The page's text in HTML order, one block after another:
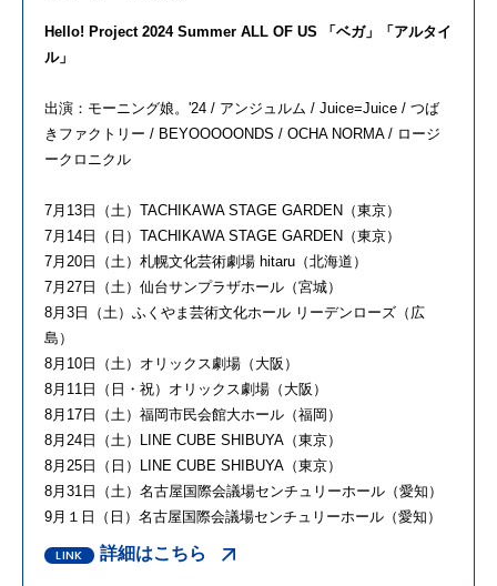
Hello! Project 2024 Summer ALL OF US 「ベガ」「アルタイ
ル」
出演：モーニング娘。'24 / アンジュルム / Juice=Juice / つば
きファクトリー / BEYOOOOONDS / OCHA NORMA / ロージ
ークロニクル
7月13日（土）TACHIKAWA STAGE GARDEN（東京）
7月14日（日）TACHIKAWA STAGE GARDEN（東京）
7月20日（土）札幌文化芸術劇場 hitaru（北海道）
7月27日（土）仙台サンプラザホール（宮城）
8月3日（土）ふくやま芸術文化ホール リーデンローズ（広
島）
8月10日（土）オリックス劇場（大阪）
8月11日（日・祝）オリックス劇場（大阪）
8月17日（土）福岡市民会館大ホール（福岡）
8月24日（土）LINE CUBE SHIBUYA（東京）
8月25日（日）LINE CUBE SHIBUYA（東京）
8月31日（土）名古屋国際会議場センチュリーホール（愛知）
9月１日（日）名古屋国際会議場センチュリーホール（愛知）
詳細はこちら